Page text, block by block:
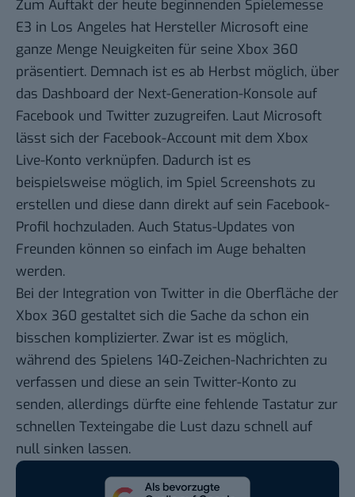
Zum Auftakt der heute beginnenden Spielemesse
E3 in Los Angeles hat Hersteller Microsoft eine
ganze Menge Neuigkeiten für seine Xbox 360
präsentiert. Demnach ist es ab Herbst möglich, über
das Dashboard der Next-Generation-Konsole auf
Facebook und Twitter zuzugreifen. Laut Microsoft
lässt sich der Facebook-Account mit dem Xbox
Live-Konto verknüpfen. Dadurch ist es
beispielsweise möglich, im Spiel Screenshots zu
erstellen und diese dann direkt auf sein Facebook-
Profil hochzuladen. Auch Status-Updates von
Freunden können so einfach im Auge behalten
werden.
Bei der Integration von Twitter in die Oberfläche der
Xbox 360 gestaltet sich die Sache da schon ein
bisschen komplizierter. Zwar ist es möglich,
während des Spielens 140-Zeichen-Nachrichten zu
verfassen und diese an sein Twitter-Konto zu
senden, allerdings dürfte eine fehlende Tastatur zur
schnellen Texteingabe die Lust dazu schnell auf
null sinken lassen.